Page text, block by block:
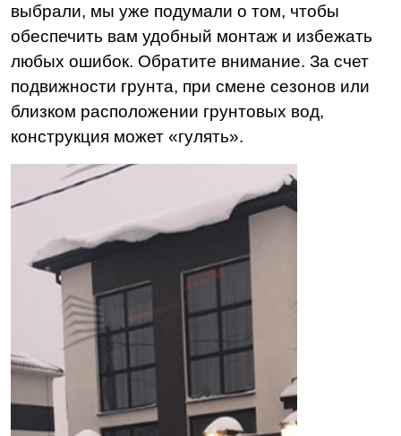
выбрали, мы уже подумали о том, чтобы
обеспечить вам удобный монтаж и избежать
любых ошибок. Обратите внимание. За счет
подвижности грунта, при смене сезонов или
близком расположении грунтовых вод,
конструкция может «гулять».